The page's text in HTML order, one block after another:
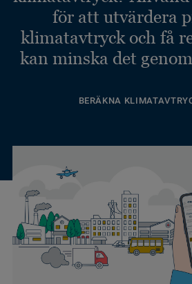
för att utvärdera
klimatavtryck och få
kan minska det
BERÄKNA